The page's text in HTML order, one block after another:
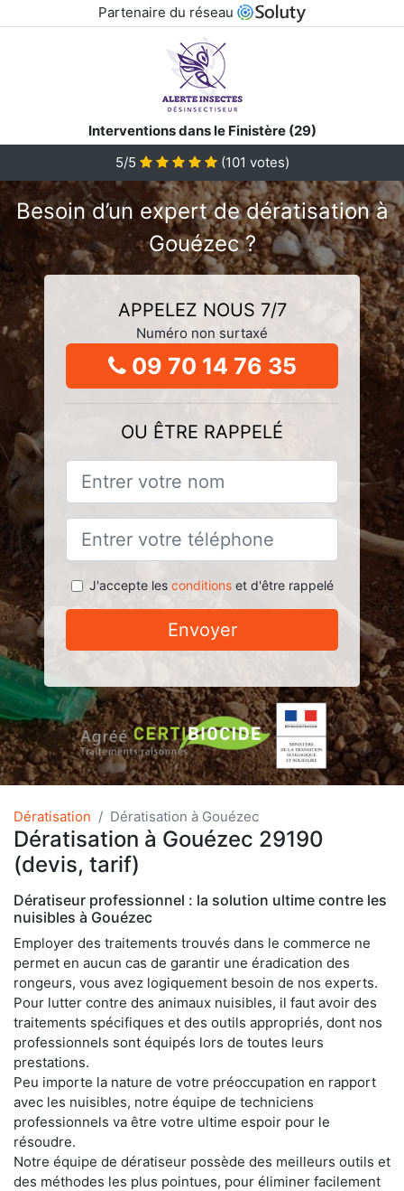
Partenaire du réseau
Interventions dans le Finistère (29)
5/5
(101 votes)
Besoin d’un expert de dératisation à
Gouézec ?
APPELEZ NOUS 7/7
Numéro non surtaxé
09 70 14 76 35
OU ÊTRE RAPPELÉ
J'accepte les conditionset d'être rappelé
Envoyer
Dératisation Dératisation à Gouézec
Dératisation à Gouézec 29190
(devis, tarif)
Dératiseur professionnel : la solution ultime contre les
nuisibles à Gouézec
Employer des traitements trouvés dans le commerce ne
permet en aucun cas de garantir une éradication des
rongeurs, vous avez logiquement besoin de nos experts.
Pour lutter contre des animaux nuisibles, il faut avoir des
traitements spécifiques et des outils appropriés, dont nos
professionnels sont équipés lors de toutes leurs
prestations.
Peu importe la nature de votre préoccupation en rapport
avec les nuisibles, notre équipe de techniciens
professionnels va être votre ultime espoir pour le
résoudre.
Notre équipe de dératiseur possède des meilleurs outils et
des méthodes les plus pointues, pour éliminer facilement